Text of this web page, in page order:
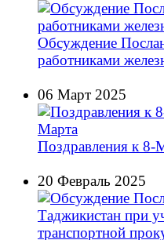
Обсуждение
работниками
06 Март 2025
Поздравления к 8-
20 Февраль 2025